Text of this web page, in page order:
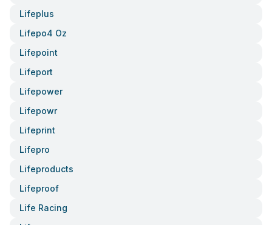
Lifeplus
Lifepo4 Oz
Lifepoint
Lifeport
Lifepower
Lifepowr
Lifeprint
Lifepro
Lifeproducts
Lifeproof
Life Racing